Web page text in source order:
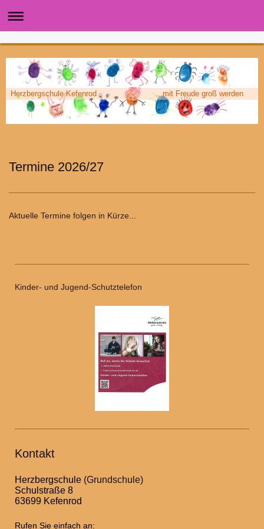
Herzbergschule Kefenrod ...mit Freude groß werden
Termine 2026/27
Aktuelle Termine folgen in Kürze...
Kinder- und Jugend-Schutztelefon
Kontakt
Herzbergschule (Grundschule)
Schulstraße 8
63699 Kefenrod
Rufen Sie einfach an: